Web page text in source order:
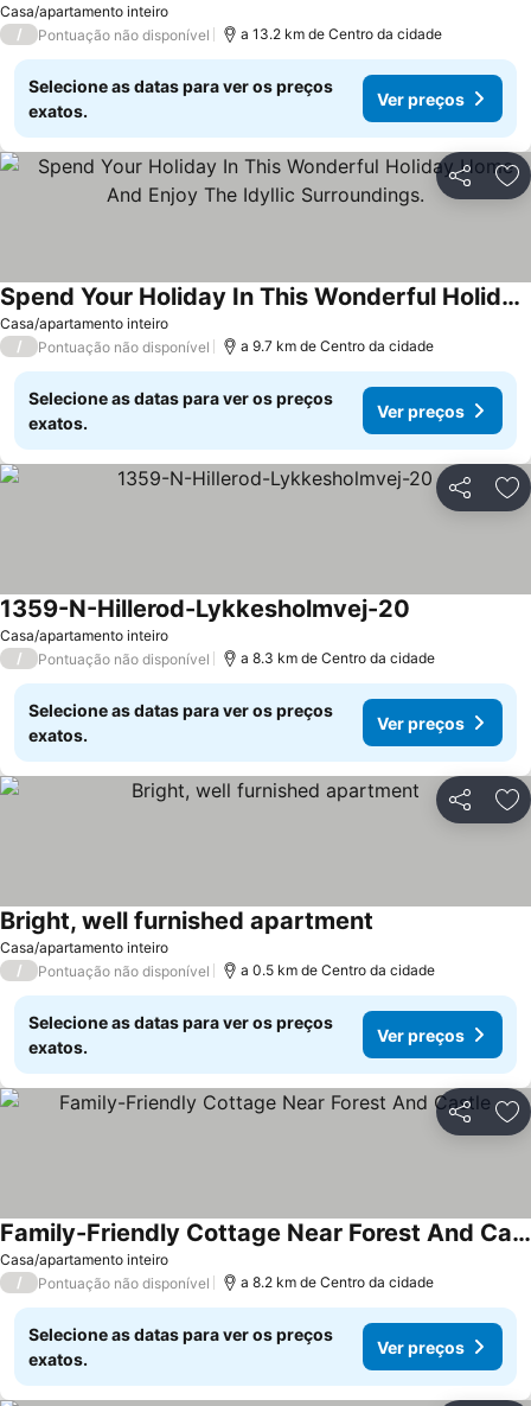
Casa/apartamento inteiro
/ Pontuação não disponível a 13.2 km de Centro da cidade
Selecione as datas para ver os preços
exatos.
Ver preços
Partilhar
Casa/apartamento inteiro
Spend Your Holiday In This Wonderful Holiday Home And Enjoy The Idyllic Surroundings.
/ Pontuação não disponível a 9.7 km de Centro da cidade
Selecione as datas para ver os preços
exatos.
Ver preços
Partilhar
Casa/apartamento inteiro
1359-N-Hillerod-Lykkesholmvej-20
/ Pontuação não disponível a 8.3 km de Centro da cidade
Selecione as datas para ver os preços
exatos.
Ver preços
Partilhar
Casa/apartamento inteiro
Bright, well furnished apartment
/ Pontuação não disponível a 0.5 km de Centro da cidade
Selecione as datas para ver os preços
exatos.
Ver preços
Partilhar
Casa/apartamento inteiro
Family-Friendly Cottage Near Forest And Castle
/ Pontuação não disponível a 8.2 km de Centro da cidade
Selecione as datas para ver os preços
exatos.
Ver preços